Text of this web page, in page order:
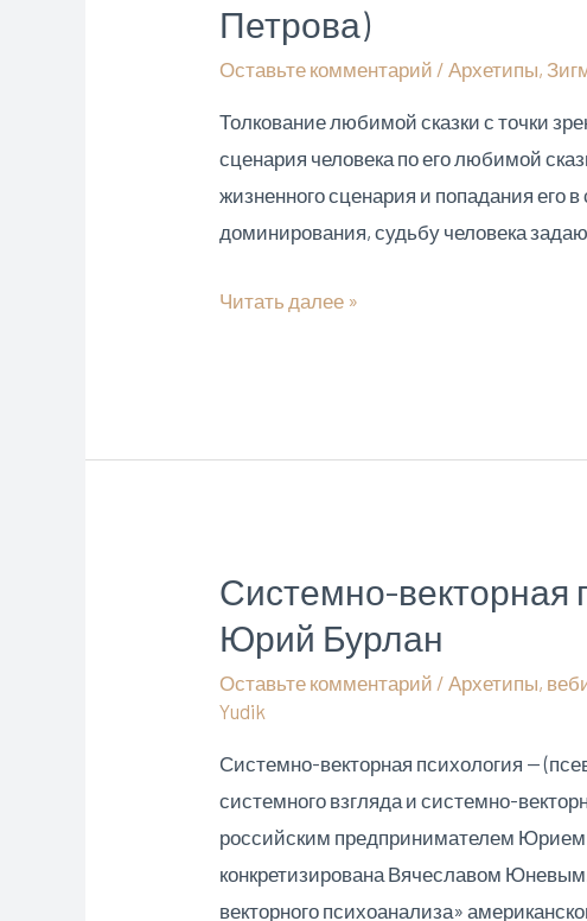
сказкотерапия
Петрова)
Оставьте комментарий / Архетипы,
Толкование любимой сказки с точки
сценария человека по его любимой
жизненного сценария и попадания его
доминирования, судьбу человека
Психоаналитическое
Читать далее »
Системно-векторная
Юрий Бурлан
Оставьте комментарий /Архетипы,
Yudik
Системно-векторная психология —
системного взгляда и системно-
российским предпринимателем Юрием
конкретизирована Вячеславом
векторного психоанализа»